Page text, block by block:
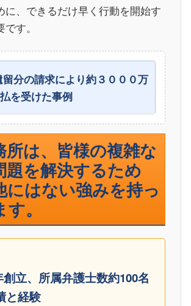
に、できるだけ早く行動を開始す
す。
留分の請求により約３０００万
を受けた事例
所は、皆様の複雑な
題を解決するため
にはない強みを持っ
。
立、所属弁護士数約100名
と経験